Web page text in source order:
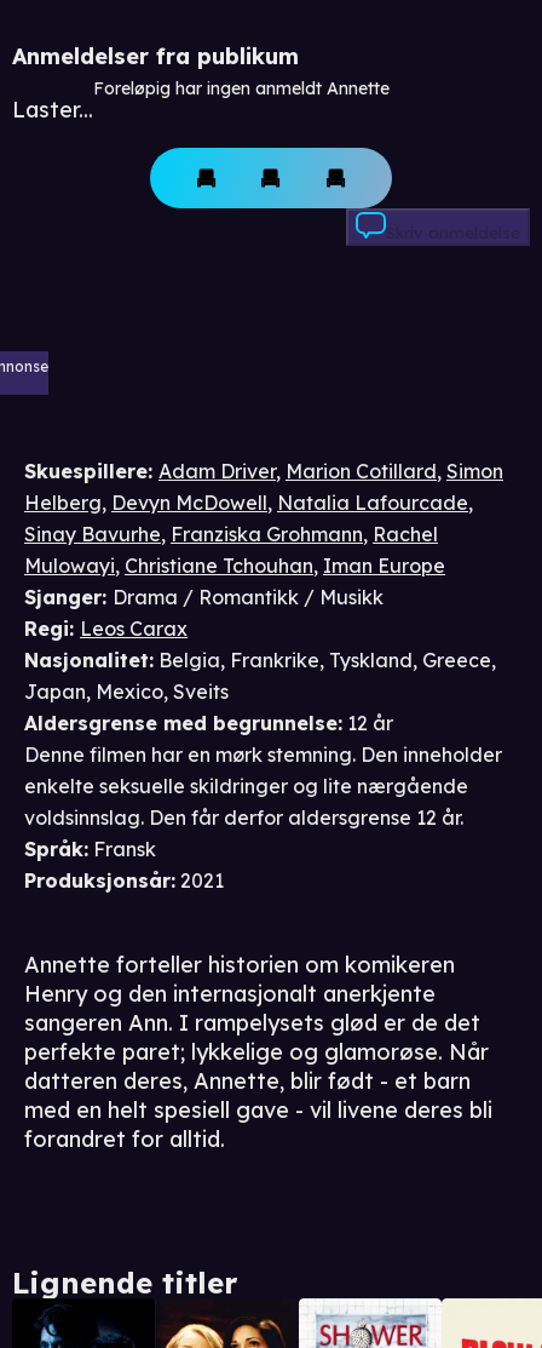
Anmeldelser fra publikum
Laster...
Foreløpig har ingen anmeldt Annette
Skriv anmeldelse
Skuespillere: Adam Driver, Marion Cotillard, Simon
Helberg, Devyn McDowell, Natalia Lafourcade,
Sinay Bavurhe, Franziska Grohmann, Rachel
Mulowayi, Christiane Tchouhan, Iman Europe
Sjanger: Drama / Romantikk / Musikk
Regi: Leos Carax
Nasjonalitet: Belgia, Frankrike, Tyskland, Greece,
Japan, Mexico, Sveits
Aldersgrense med begrunnelse: 12 år
Denne filmen har en mørk stemning. Den inneholder
enkelte seksuelle skildringer og lite nærgående
voldsinnslag. Den får derfor aldersgrense 12 år.
Språk: Fransk
Produksjonsår: 2021
Annette forteller historien om komikeren
Henry og den internasjonalt anerkjente
sangeren Ann. I rampelysets glød er de det
perfekte paret; lykkelige og glamorøse. Når
datteren deres, Annette, blir født - et barn
med en helt spesiell gave - vil livene deres bli
forandret for alltid.
Lignende titler